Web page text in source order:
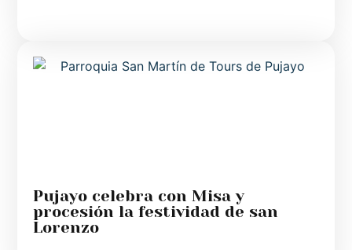
Pujayo celebra con Misa y
procesión la festividad de san
Lorenzo